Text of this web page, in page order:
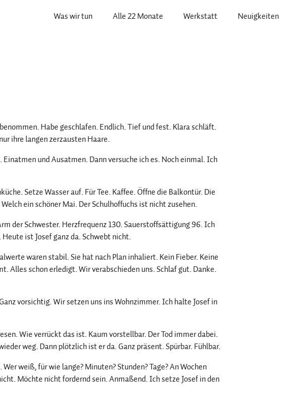
Was wir tun Alle 22 Monate Werkstatt Neuigkeiten
Habe geschlafen. Endlich. Tief und fest. Klara schläft.
ihre langen zerzausten Haare.
und Ausatmen. Dann versuche ich es. Noch einmal. Ich
Setze Wasser auf. Für Tee. Kaffee. Öffne die Balkontür. Die
ein schöner Mai. Der Schulhoffuchs ist nicht zusehen.
der Schwester. Herzfrequenz 130. Sauerstoffsättigung 96. Ich
ist Josef ganz da. Schwebt nicht.
waren stabil. Sie hat nach Plan inhaliert. Kein Fieber. Keine
Alles schon erledigt. Wir verabschieden uns. Schlaf gut. Danke.
vorsichtig. Wir setzen uns ins Wohnzimmer. Ich halte Josef in
Wie verrückt das ist. Kaum vorstellbar. Der Tod immer dabei.
weg. Dann plötzlich ist er da. Ganz präsent. Spürbar. Fühlbar.
weiß, für wie lange? Minuten? Stunden? Tage? An Wochen
Möchte nicht fordernd sein. Anmaßend. Ich setze Josef in den